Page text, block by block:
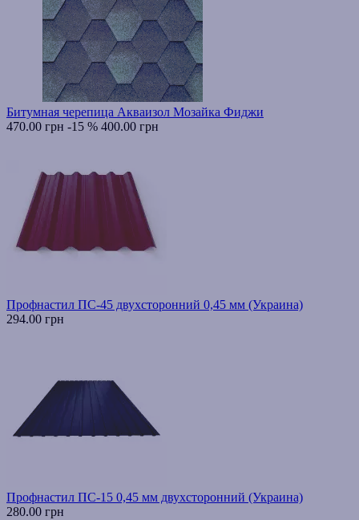
Битумная черепица Акваизол Мозайка Фиджи
470.00 грн -15 % 400.00 грн
Профнастил ПС-45 двухсторонний 0,45 мм (Украина)
294.00 грн
Профнастил ПС-15 0,45 мм двухсторонний (Украина)
280.00 грн